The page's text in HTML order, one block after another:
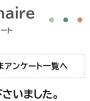
ト
アンケート一覧へ
いました。